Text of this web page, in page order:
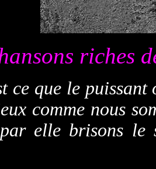
riches
ce que le
comme nous
elle brisons le